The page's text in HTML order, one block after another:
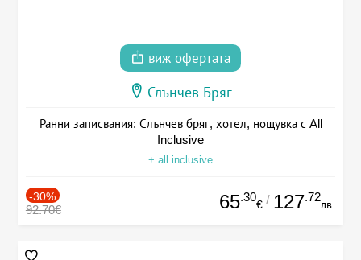
виж офертата
Слънчев Бряг
Ранни записвания: Слънчев бряг, хотел, нощувка с All
Inclusive
+ all inclusive
-30%
92.70€ 65.30
€ / 127.72
лв.